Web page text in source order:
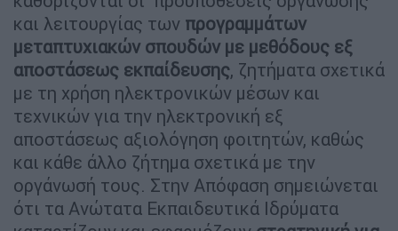
και λειτουργίας των προγραμμάτων
μεταπτυχιακών σπουδών με μεθόδους εξ
αποστάσεως εκπαίδευσης, ζητήματα σχετικά
με τη χρήση ηλεκτρονικών μέσων και
τεχνικών για την ηλεκτρονική εξ
αποστάσεως αξιολόγηση φοιτητών, καθώς
και κάθε άλλο ζήτημα σχετικά με την
οργάνωσή τους. Στην Απόφαση σημειώνεται
ότι τα Ανώτατα Εκπαιδευτικά Ιδρύματα